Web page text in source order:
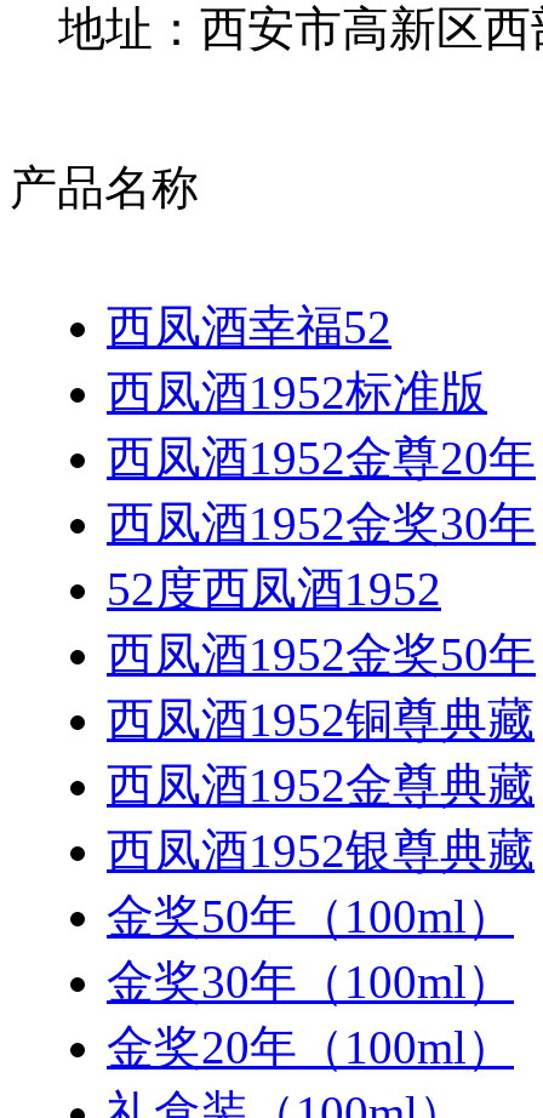
地址：西安市高新区西
产品名称
西凤酒幸福52
西凤酒1952标准版
西凤酒1952金尊20年
西凤酒1952金奖30年
52度西凤酒1952
西凤酒1952金奖50年
西凤酒1952铜尊典藏
西凤酒1952金尊典藏
西凤酒1952银尊典藏
金奖50年（100ml）
金奖30年（100ml）
金奖20年（100ml）